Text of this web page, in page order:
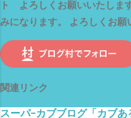
ト よろしくお願いいたしま
みになります。 よろしくお
関連リンク
スーパ−カブブログ「カブ